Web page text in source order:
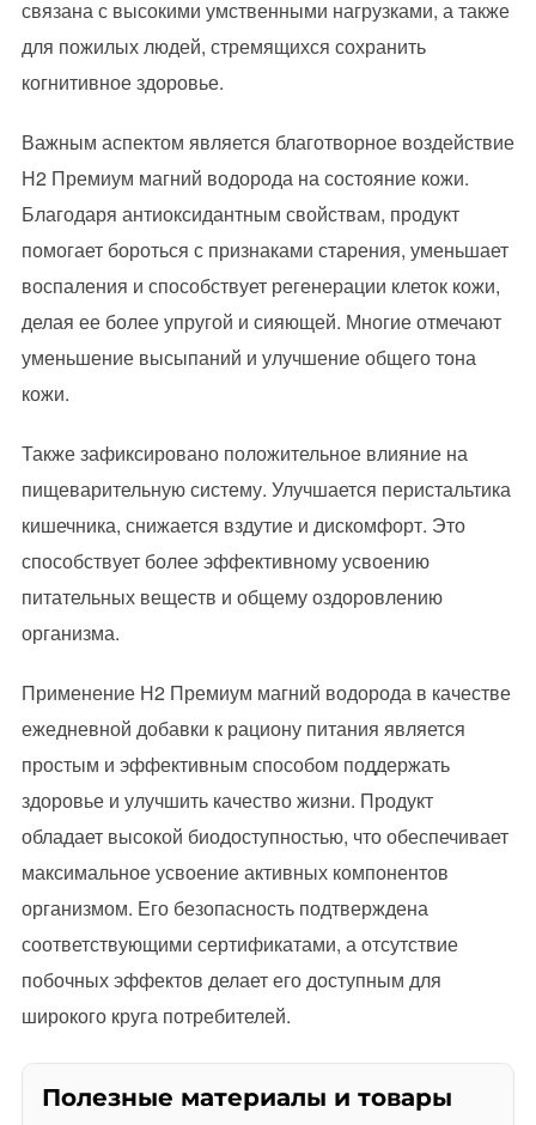
связана с высокими умственными нагрузками, а также
для пожилых людей, стремящихся сохранить
когнитивное здоровье.
Важным аспектом является благотворное воздействие
Н2 Премиум магний водорода на состояние кожи.
Благодаря антиоксидантным свойствам, продукт
помогает бороться с признаками старения, уменьшает
воспаления и способствует регенерации клеток кожи,
делая ее более упругой и сияющей. Многие отмечают
уменьшение высыпаний и улучшение общего тона
кожи.
Также зафиксировано положительное влияние на
пищеварительную систему. Улучшается перистальтика
кишечника, снижается вздутие и дискомфорт. Это
способствует более эффективному усвоению
питательных веществ и общему оздоровлению
организма.
Применение Н2 Премиум магний водорода в качестве
ежедневной добавки к рациону питания является
простым и эффективным способом поддержать
здоровье и улучшить качество жизни. Продукт
обладает высокой биодоступностью, что обеспечивает
максимальное усвоение активных компонентов
организмом. Его безопасность подтверждена
соответствующими сертификатами, а отсутствие
побочных эффектов делает его доступным для
широкого круга потребителей.
Полезные материалы и товары